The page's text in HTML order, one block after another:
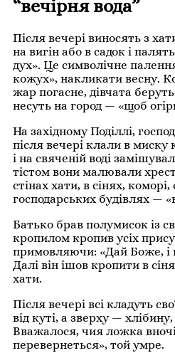
“вечірня вода”
Після вечері виносять з
на вигін або в садок і
дух». Це символічне
кожух», накликати весну.
жар погасне, дівчата беруть
несуть на город — «щоб
На західному Поділлі,
після вечері клали в
і на свяченій воді
тістом вони малювали
стінах хати, в сінях,
господарських будівлях —
Батько брав полумисок із
кропилом кропив усіх
примовляючи: «Дай Боже, і
Далі він ішов кропити в
хати.
Після вечері всі кладуть
від куті, а зверху —
Вважалося, чия ложка
перевернеться», той умре.